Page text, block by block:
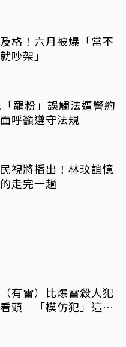
格！六月被爆「常不
吵架」
寵粉」誤觸法遭警約
呼籲遵守法規
民視將播出！林玟誼憶
走完一趟
有雷）比爆雷殺人犯
頭 「模仿犯」這件